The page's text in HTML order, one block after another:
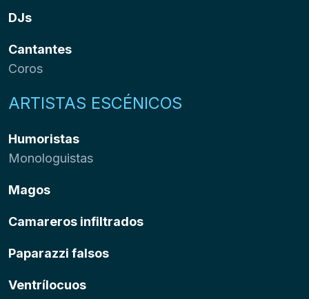
DJs
Cantantes
Coros
ARTISTAS ESCÉNICOS
Humoristas
Monologuistas
Magos
Camareros infiltrados
Paparazzi falsos
Ventrílocuos